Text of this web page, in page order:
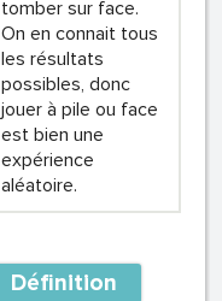
tomber sur face.
On en connait tous
les résultats
possibles, donc
jouer à pile ou face
est bien une
expérience
aléatoire.
Définition